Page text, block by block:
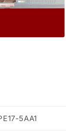
5AA1